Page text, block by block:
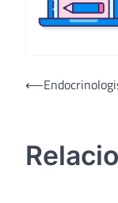
Navegação
⟵